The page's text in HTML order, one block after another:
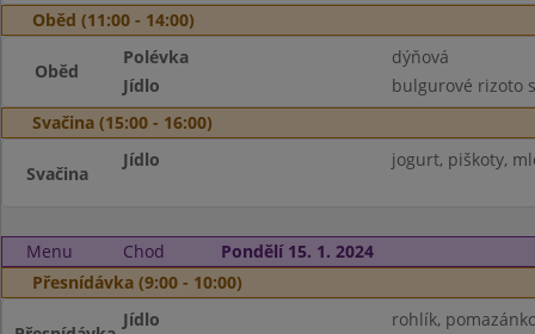
Oběd (11:00 - 14:00)
Oběd
Polévka
dýňová
Jídlo
bulgurové rizoto
Svačina (15:00 - 16:00)
Svačina
Jídlo jogurt, piškoty,
Menu Chod
Pondělí 15. 1. 2024
Přesnídávka (9:00 - 10:00)
Jídlo rohlík,